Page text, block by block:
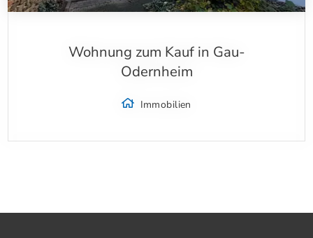
Wohnung zum Kauf in Gau-
Odernheim
Immobilien